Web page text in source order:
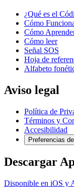
¿Qué es el
Cómo
Cómo
Cómo leer
Señal SOS
Hoja de
Alfabeto
Aviso legal
Política de
Términos y
Accesibilidad
Preferencias
Descargar
Disponible en iOS y